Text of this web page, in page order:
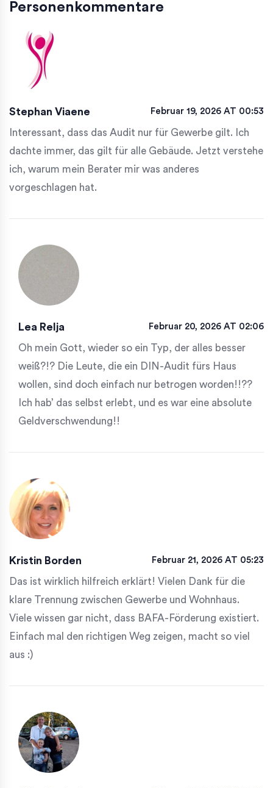
Personenkommentare
Stephan Viaene Februar 19, 2026 AT 00:53
Interessant, dass das Audit nur für Gewerbe gilt. Ich
dachte immer, das gilt für alle Gebäude. Jetzt verstehe
ich, warum mein Berater mir was anderes
vorgeschlagen hat.
Lea Relja Februar 20, 2026 AT 02:06
Oh mein Gott, wieder so ein Typ, der alles besser
weiß?!? Die Leute, die ein DIN-Audit fürs Haus
wollen, sind doch einfach nur betrogen worden!!??
Ich hab’ das selbst erlebt, und es war eine absolute
Geldverschwendung!!
Kristin Borden Februar 21, 2026 AT 05:23
Das ist wirklich hilfreich erklärt! Vielen Dank für die
klare Trennung zwischen Gewerbe und Wohnhaus.
Viele wissen gar nicht, dass BAFA-Förderung existiert.
Einfach mal den richtigen Weg zeigen, macht so viel
aus :)